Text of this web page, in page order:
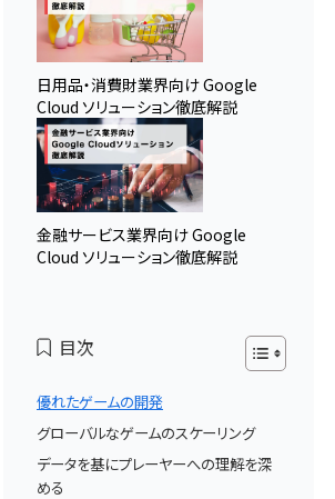
日用品・消費財業界向け Google
Cloud ソリューション徹底解説
金融サービス業界向け Google
Cloud ソリューション徹底解説
目次
優れたゲームの開発
グローバルなゲームのスケーリング
データを基にプレーヤーへの理解を深
める